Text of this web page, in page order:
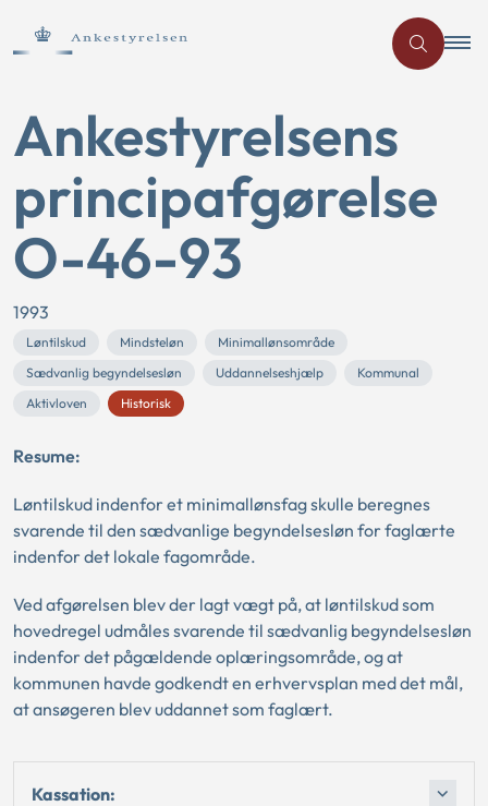
Ankestyrelsens
principafgørelse
O-46-93
1993
Løntilskud Mindsteløn
Minimallønsområde
Sædvanlig begyndelsesløn
Uddannelseshjælp
Kommunal
Aktivloven
Historisk
Resume:
Løntilskud indenfor et minimallønsfag skulle beregnes
svarende til den sædvanlige begyndelsesløn for faglærte
indenfor det lokale fagområde.
Ved afgørelsen blev der lagt vægt på, at løntilskud som
hovedregel udmåles svarende til sædvanlig begyndelsesløn
indenfor det pågældende oplæringsområde, og at
kommunen havde godkendt en erhvervsplan med det mål,
at ansøgeren blev uddannet som faglært.
Kassation: